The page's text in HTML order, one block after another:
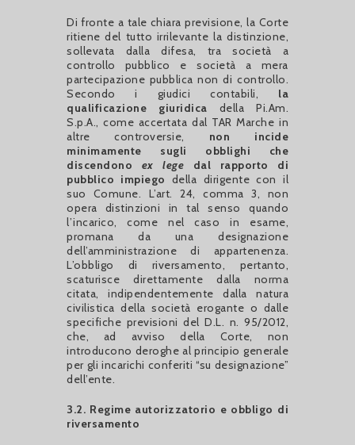
Di fronte a tale chiara previsione, la Corte
ritiene del tutto irrilevante la distinzione,
sollevata dalla difesa, tra società a
controllo pubblico e società a mera
partecipazione pubblica non di controllo.
Secondo i giudici contabili, la
qualificazione giuridica della Pi.Am.
S.p.A., come accertata dal TAR Marche in
altre controversie, non incide
minimamente sugli obblighi che
discendono ex lege dal rapporto di
pubblico impiego della dirigente con il
suo Comune. L’art. 24, comma 3, non
opera distinzioni in tal senso quando
l’incarico, come nel caso in esame,
promana da una designazione
dell’amministrazione di appartenenza.
L’obbligo di riversamento, pertanto,
scaturisce direttamente dalla norma
citata, indipendentemente dalla natura
civilistica della società erogante o dalle
specifiche previsioni del D.L. n. 95/2012,
che, ad avviso della Corte, non
introducono deroghe al principio generale
per gli incarichi conferiti “su designazione”
dell’ente.
3.2. Regime autorizzatorio e obbligo di
riversamento